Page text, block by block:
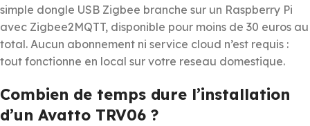
simple dongle USB Zigbee branche sur un Raspberry Pi
avec Zigbee2MQTT, disponible pour moins de 30 euros au
total. Aucun abonnement ni service cloud n’est requis :
tout fonctionne en local sur votre reseau domestique.
Combien de temps dure l’installation
d’un Avatto TRV06 ?